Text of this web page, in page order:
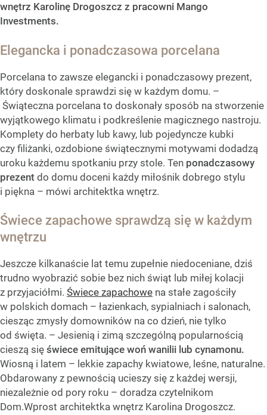
wnętrz Karolinę Drogoszcz z pracowni Mango
Investments.
Elegancka i ponadczasowa porcelana
Porcelana to zawsze elegancki i ponadczasowy prezent,
który doskonale sprawdzi się w każdym domu. –
Świąteczna porcelana to doskonały sposób na stworzenie
wyjątkowego klimatu i podkreślenie magicznego nastroju.
Komplety do herbaty lub kawy, lub pojedyncze kubki
czy filiżanki, ozdobione świątecznymi motywami dodadzą
uroku każdemu spotkaniu przy stole. Ten ponadczasowy
prezent do domu doceni każdy miłośnik dobrego stylu
i piękna – mówi architektka wnętrz.
Świece zapachowe sprawdzą się w każdym
wnętrzu
Jeszcze kilkanaście lat temu zupełnie niedoceniane, dziś
trudno wyobrazić sobie bez nich świąt lub miłej kolacji
z przyjaciółmi. Świece zapachowe na stałe zagościły
w polskich domach – łazienkach, sypialniach i salonach,
ciesząc zmysły domowników na co dzień, nie tylko
od święta. – Jesienią i zimą szczególną popularnością
cieszą się świece emitujące woń wanilii lub cynamonu.
Wiosną i latem – lekkie zapachy kwiatowe, leśne, naturalne.
Obdarowany z pewnością ucieszy się z każdej wersji,
niezależnie od pory roku – doradza czytelnikom
Dom.Wprost architektka wnętrz Karolina Drogoszcz.